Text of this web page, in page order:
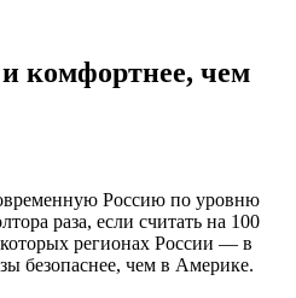
и комфортнее, чем
Россию по уровню
раза, если считать на 100
регионах России — в
безопаснее, чем в Америке.